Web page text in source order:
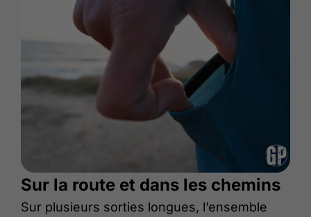
Sur la route et dans les chemins
Sur plusieurs sorties longues, l’ensemble